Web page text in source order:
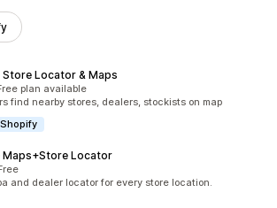
Store Locator & Maps
plan available
find nearby stores, dealers, stockists on map
Maps+Store Locator
and dealer locator for every store location.